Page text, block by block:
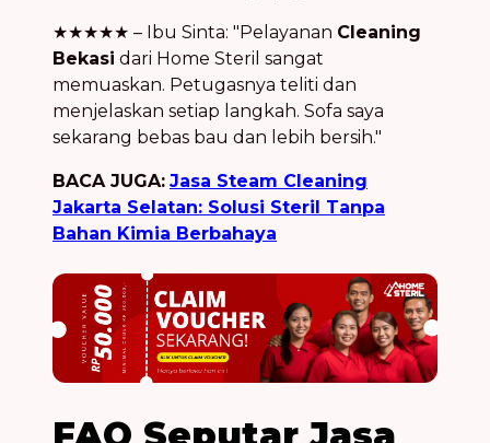
★★★★★ – Ibu Sinta: "Pelayanan Cleaning
Bekasi dari Home Steril sangat
memuaskan. Petugasnya teliti dan
menjelaskan setiap langkah. Sofa saya
sekarang bebas bau dan lebih bersih."
BACA JUGA: Jasa Steam Cleaning
Jakarta Selatan: Solusi Steril Tanpa
Bahan Kimia Berbahaya